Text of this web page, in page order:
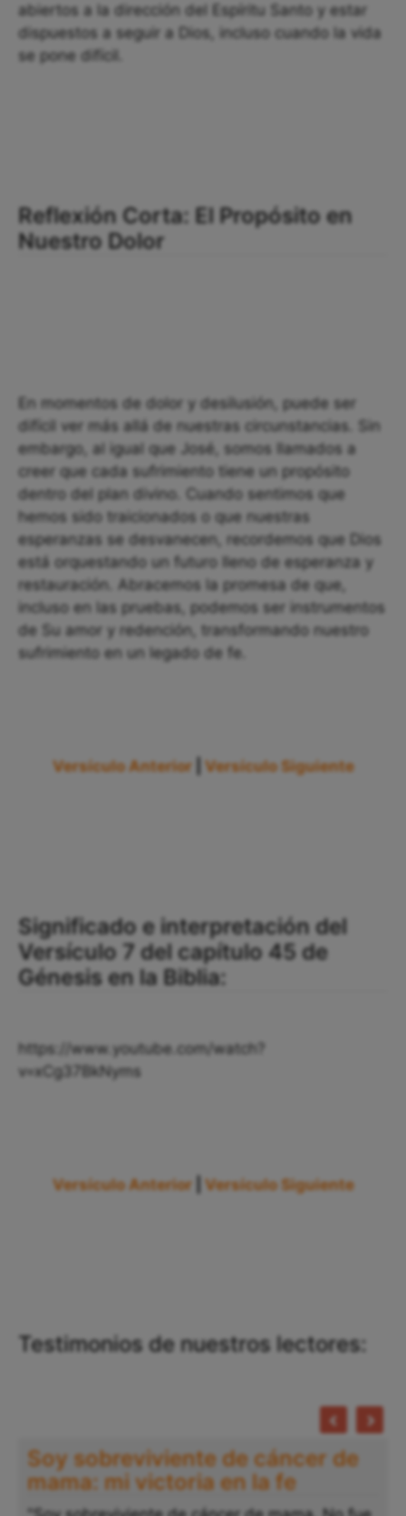
abiertos a la dirección del Espíritu Santo y estar
dispuestos a seguir a Dios, incluso cuando la vida
se pone difícil.
Reflexión Corta: El Propósito en
Nuestro Dolor
En momentos de dolor y desilusión, puede ser
difícil ver más allá de nuestras circunstancias. Sin
embargo, al igual que José, somos llamados a
creer que cada sufrimiento tiene un propósito
dentro del plan divino. Cuando sentimos que
hemos sido traicionados o que nuestras
esperanzas se desvanecen, recordemos que Dios
está orquestando un futuro lleno de esperanza y
restauración. Abracemos la promesa de que,
incluso en las pruebas, podemos ser instrumentos
de Su amor y redención, transformando nuestro
sufrimiento en un legado de fe.
Versículo Anterior Versículo Siguiente
Significado e interpretación del
Versículo 7 del capítulo 45 de
Génesis en la Biblia:
https://www.youtube.com/watch?
v=xCg37BkNyms
Versículo Anterior Versículo Siguiente
Testimonios de nuestros lectores:
Soy sobreviviente de cáncer de
mama: mi victoria en la fe